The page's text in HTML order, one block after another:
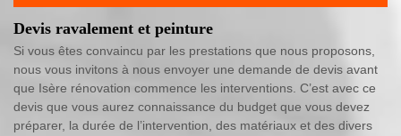
Devis ravalement et peinture
Si vous êtes convaincu par les prestations que nous proposons,
nous vous invitons à nous envoyer une demande de devis avant
que Isère rénovation commence les interventions. C’est avec ce
devis que vous aurez connaissance du budget que vous devez
préparer, la durée de l’intervention, des matériaux et des divers